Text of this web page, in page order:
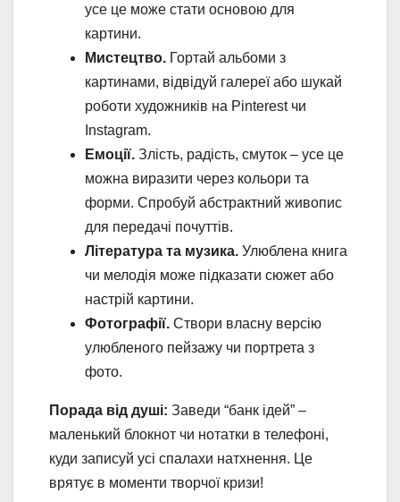
усе це може стати основою для
картини.
Мистецтво. Гортай альбоми з
картинами, відвідуй галереї або шукай
роботи художників на Pinterest чи
Instagram.
Емоції. Злість, радість, смуток – усе це
можна виразити через кольори та
форми. Спробуй абстрактний живопис
для передачі почуттів.
Література та музика. Улюблена книга
чи мелодія може підказати сюжет або
настрій картини.
Фотографії. Створи власну версію
улюбленого пейзажу чи портрета з
фото.
Порада від душі: Заведи “банк ідей” –
маленький блокнот чи нотатки в телефоні,
куди записуй усі спалахи натхнення. Це
врятує в моменти творчої кризи!